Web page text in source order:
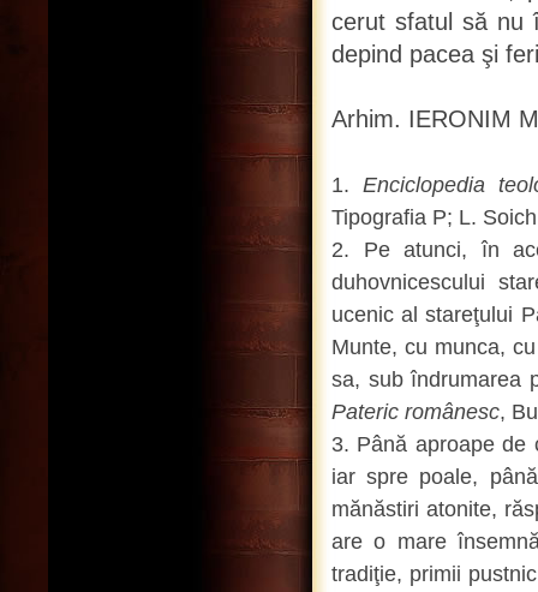
cerut sfatul să nu
depind pacea şi
Arhim. IERONIM
1. Enciclopedia
Tipografia P; L.
2. Pe atunci, în
duhovnicescului
ucenic al stareţului
Munte, cu munca,
sa, sub îndrumarea
Pateric românesc,
3. Până aproape de
iar spre poale,
mănăstiri atonite,
are o mare
tradiţie, primii